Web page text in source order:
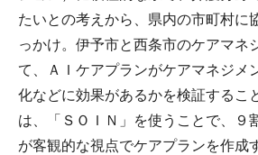
たいとの考えから、県内の市町村に
っかけ。伊予市と西条市のケアマネ
て、ＡＩケアプランがケアマネジメ
化などに効果があるかを検証するこ
は、「ＳＯＩＮ」を使うことで、９
が客観的な視点でケアプランを作成